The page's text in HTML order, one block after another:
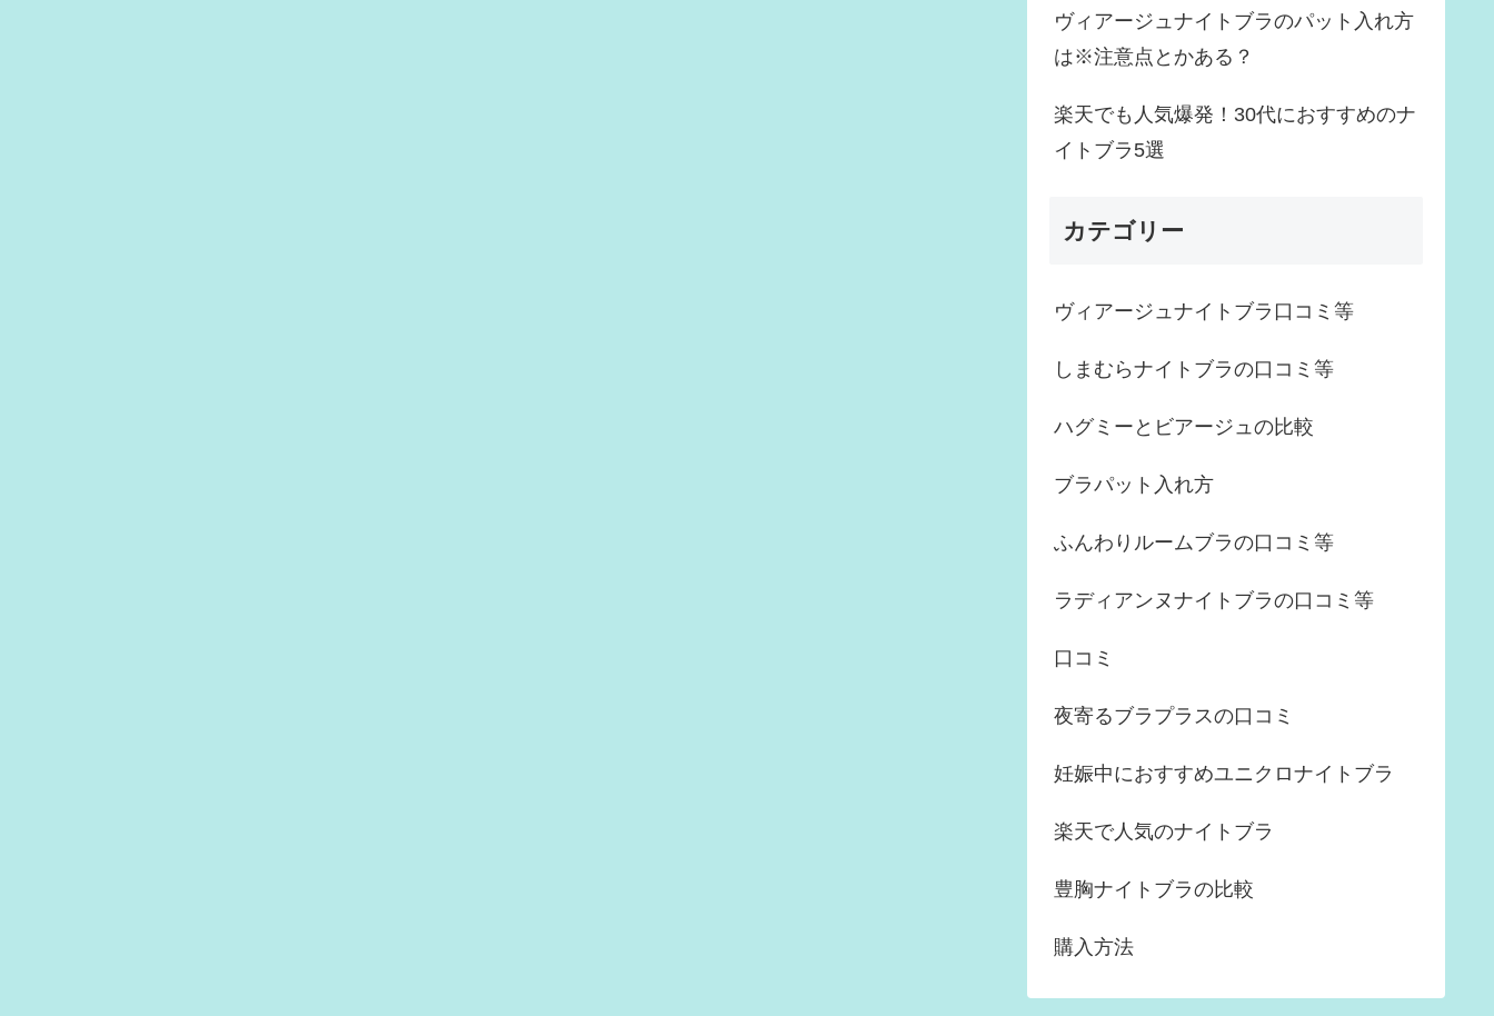
ヴィアージュナイトブラのパット入れ方
は※注意点とかある？
楽天でも人気爆発！30代におすすめのナ
イトブラ5選
カテゴリー
ヴィアージュナイトブラ口コミ等
しまむらナイトブラの口コミ等
ハグミーとビアージュの比較
ブラパット入れ方
ふんわりルームブラの口コミ等
ラディアンヌナイトブラの口コミ等
口コミ
夜寄るブラプラスの口コミ
妊娠中におすすめユニクロナイトブラ
楽天で人気のナイトブラ
豊胸ナイトブラの比較
購入方法